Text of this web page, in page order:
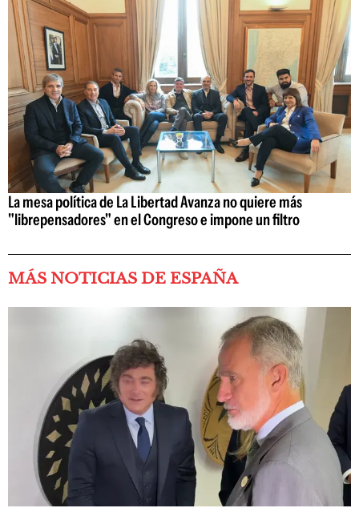
La mesa política de La Libertad Avanza no quiere más
"librepensadores" en el Congreso e impone un filtro
MÁS NOTICIAS DE ESPAÑA